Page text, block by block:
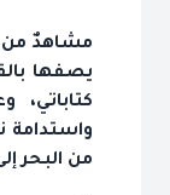
مشاهدٌ من
يصفها
كتاباتي،
واستدامة
من البحر